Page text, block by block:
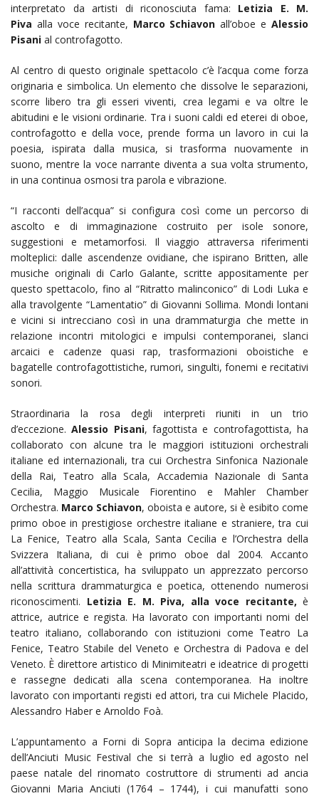
interpretato da artisti di riconosciuta fama: Letizia E. M.
Piva alla voce recitante, Marco Schiavon all’oboe e Alessio
Pisani al controfagotto.
Al centro di questo originale spettacolo c’è l’acqua come forza
originaria e simbolica. Un elemento che dissolve le separazioni,
scorre libero tra gli esseri viventi, crea legami e va oltre le
abitudini e le visioni ordinarie. Tra i suoni caldi ed eterei di oboe,
controfagotto e della voce, prende forma un lavoro in cui la
poesia, ispirata dalla musica, si trasforma nuovamente in
suono, mentre la voce narrante diventa a sua volta strumento,
in una continua osmosi tra parola e vibrazione.
“I racconti dell’acqua” si configura così come un percorso di
ascolto e di immaginazione costruito per isole sonore,
suggestioni e metamorfosi. Il viaggio attraversa riferimenti
molteplici: dalle ascendenze ovidiane, che ispirano Britten, alle
musiche originali di Carlo Galante, scritte appositamente per
questo spettacolo, fino al “Ritratto malinconico” di Lodi Luka e
alla travolgente “Lamentatio” di Giovanni Sollima. Mondi lontani
e vicini si intrecciano così in una drammaturgia che mette in
relazione incontri mitologici e impulsi contemporanei, slanci
arcaici e cadenze quasi rap, trasformazioni oboistiche e
bagatelle controfagottistiche, rumori, singulti, fonemi e recitativi
sonori.
Straordinaria la rosa degli interpreti riuniti in un trio
d’eccezione.Alessio Pisani, fagottista e controfagottista, ha
collaborato con alcune tra le maggiori istituzioni orchestrali
italiane ed internazionali, tra cui Orchestra Sinfonica Nazionale
della Rai, Teatro alla Scala, Accademia Nazionale di Santa
Cecilia, Maggio Musicale Fiorentino e Mahler Chamber
Orchestra. Marco Schiavon, oboista e autore, si è esibito come
primo oboe in prestigiose orchestre italiane e straniere, tra cui
La Fenice, Teatro alla Scala, Santa Cecilia e l’Orchestra della
Svizzera Italiana, di cui è primo oboe dal 2004. Accanto
all’attività concertistica, ha sviluppato un apprezzato percorso
nella scrittura drammaturgica e poetica, ottenendo numerosi
riconoscimenti. Letizia E. M. Piva, alla voce recitante, è
attrice, autrice e regista. Ha lavorato con importanti nomi del
teatro italiano, collaborando con istituzioni come Teatro La
Fenice, Teatro Stabile del Veneto e Orchestra di Padova e del
Veneto. È direttore artistico di Minimiteatri e ideatrice di progetti
e rassegne dedicati alla scena contemporanea. Ha inoltre
lavorato con importanti registi ed attori, tra cui Michele Placido,
Alessandro Haber e Arnoldo Foà.
L’appuntamento a Forni di Sopra anticipa la decima edizione
dell’Anciuti Music Festival che si terrà a luglio ed agosto nel
paese natale del rinomato costruttore di strumenti ad ancia
Giovanni Maria Anciuti (1764 – 1744), i cui manufatti sono